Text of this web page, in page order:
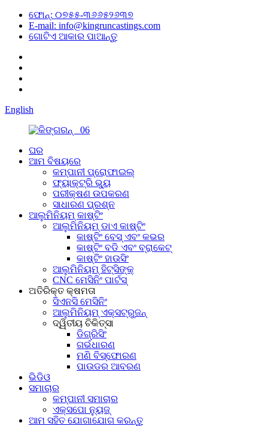
ଫୋନ୍: ୦୭୫୫-୩୬୬୫୨୬୩୭
E-mail: info@kingruncastings.com
ଗୋଟିଏ ଆକାର ପାଆନ୍ତୁ
English
ଘର
ଆମ ବିଷୟରେ
କମ୍ପାନୀ ପ୍ରୋଫାଇଲ୍
ଫ୍ୟାକ୍ଟ୍ରି ଭ୍ୟୁ
ପରୀକ୍ଷଣ ଉପକରଣ
ସାଧାରଣ ପ୍ରଶ୍ନ
ଆଲୁମିନିୟମ୍ କାଷ୍ଟିଂ
ଆଲୁମିନିୟମ୍ ଡାଏ କାଷ୍ଟିଂ
କାଷ୍ଟିଂ ବେସ୍ ଏବଂ କଭର
କାଷ୍ଟିଂ ବଡି ଏବଂ ବ୍ରାକେଟ୍
କାଷ୍ଟିଂ ହାଉସିଂ
ଆଲୁମିନିୟମ୍ ହିଟ୍ସିଙ୍କ୍
CNC ମେସିନିଂ ପାର୍ଟସ୍
ଅତିରିକ୍ତ କ୍ଷମତା
ସିଏନସି ମେସିନିଂ
ଆଲୁମିନିୟମ୍ ଏକ୍ସଟ୍ରୁଜନ୍
ଦ୍ୱିତୀୟ ଚିକିତ୍ସା
ଡିଗ୍ରିସିଂ
ଗର୍ଭଧାରଣ
ମଣି ବିସ୍ଫୋରଣ
ପାଉଡର ଆବରଣ
ଭିଡିଓ
ସମାଚାର
କମ୍ପାନୀ ସମାଚାର
ଏକ୍ସପୋ ନ୍ୟୁଜ୍
ଆମ ସହିତ ଯୋଗାଯୋଗ କରନ୍ତୁ